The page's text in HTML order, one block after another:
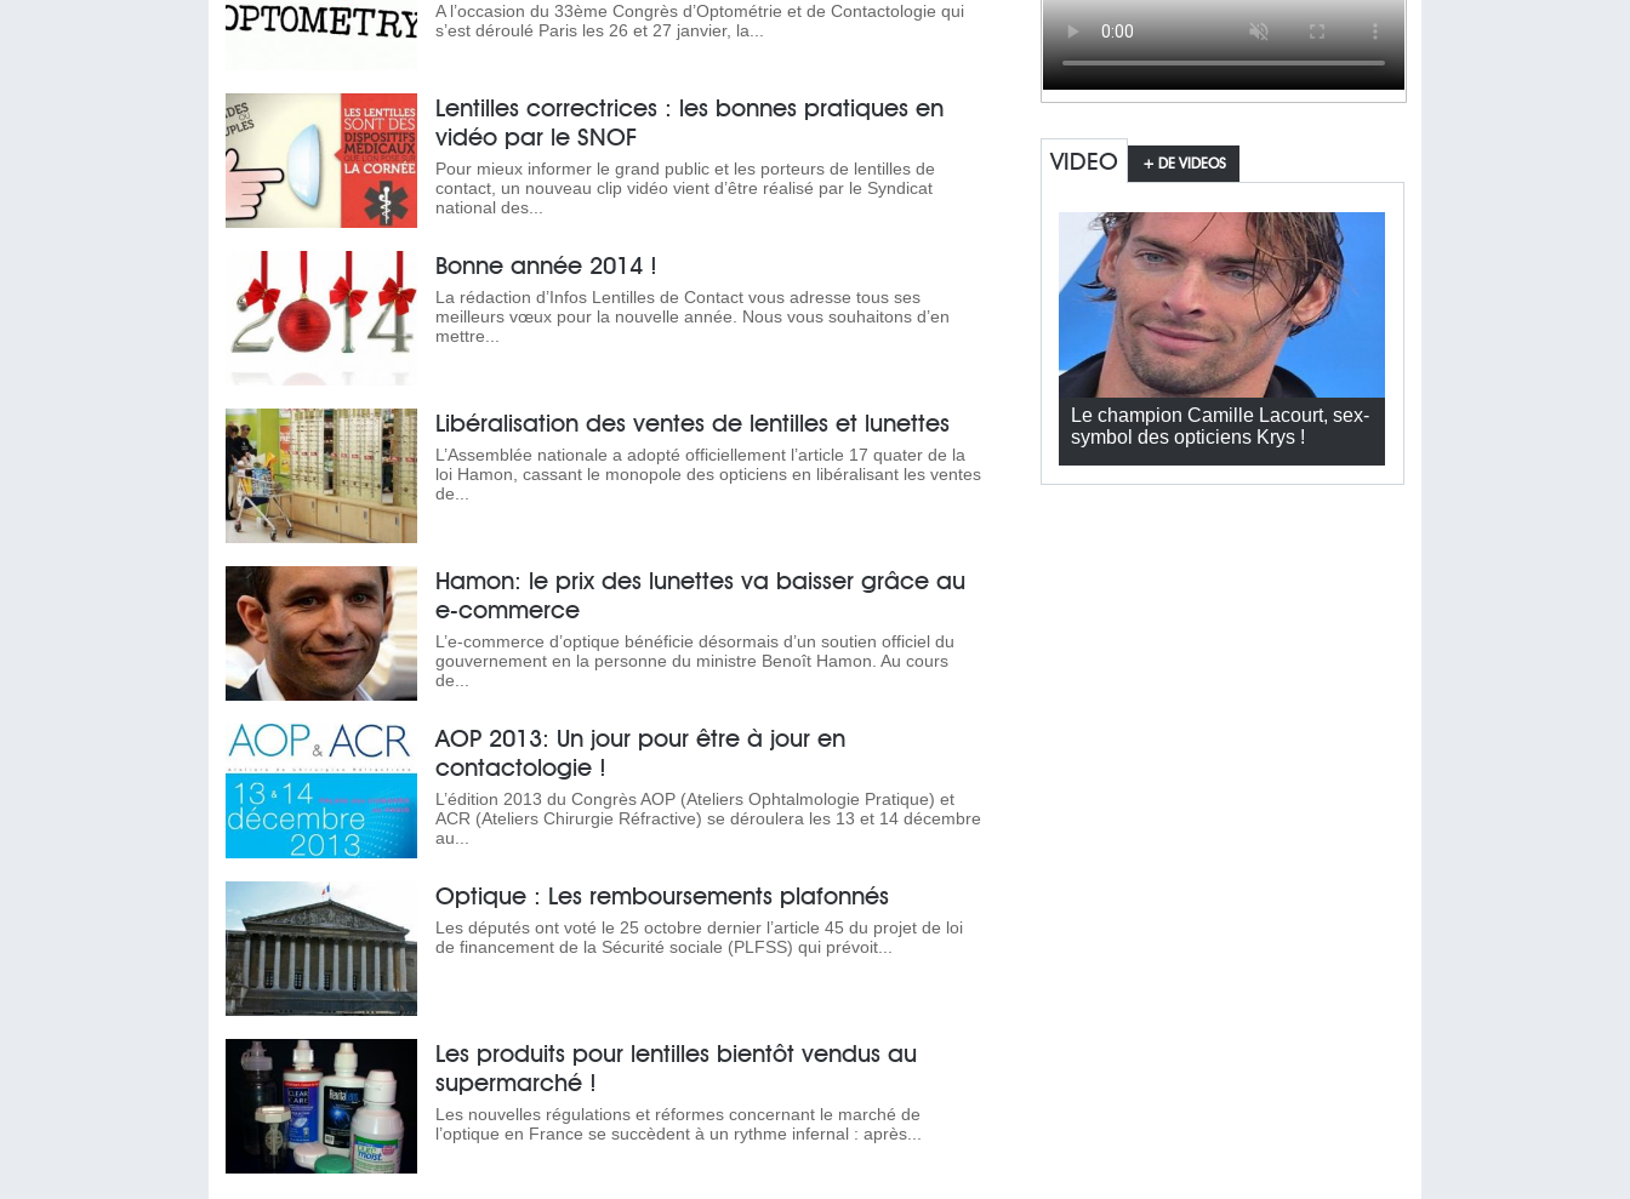
A l’occasion du 33ème Congrès d’Optométrie et de Contactologie qui
s’est déroulé Paris les 26 et 27 janvier, la...
Lentilles correctrices : les bonnes pratiques en
vidéo par le SNOF
Pour mieux informer le grand public et les porteurs de lentilles de
contact, un nouveau clip vidéo vient d’être réalisé par le Syndicat
national des...
Bonne année 2014 !
La rédaction d’Infos Lentilles de Contact vous adresse tous ses
meilleurs vœux pour la nouvelle année. Nous vous souhaitons d’en
mettre...
Libéralisation des ventes de lentilles et lunettes
L’Assemblée nationale a adopté officiellement l’article 17 quater de la
loi Hamon, cassant le monopole des opticiens en libéralisant les ventes
de...
Hamon: le prix des lunettes va baisser grâce au
e-commerce
L’e-commerce d’optique bénéficie désormais d’un soutien officiel du
gouvernement en la personne du ministre Benoît Hamon. Au cours
de...
AOP 2013: Un jour pour être à jour en
contactologie !
L’édition 2013 du Congrès AOP (Ateliers Ophtalmologie Pratique) et
ACR (Ateliers Chirurgie Réfractive) se déroulera les 13 et 14 décembre
au...
Optique : Les remboursements plafonnés
Les députés ont voté le 25 octobre dernier l’article 45 du projet de loi
de financement de la Sécurité sociale (PLFSS) qui prévoit...
Les produits pour lentilles bientôt vendus au
supermarché !
Les nouvelles régulations et réformes concernant le marché de
l’optique en France se succèdent à un rythme infernal : après...
VIDEO + DE VIDEOS
Le champion Camille Lacourt, sex-
symbol des opticiens Krys !